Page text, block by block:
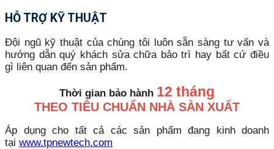
HỖ TRỢ KỸ THUẬT
Đội ngũ kỹ thuật của chúng tôi luôn sẵn sàng tư vấn và
hướng dẫn quý khách sửa chữa bảo trì hay bất cứ điều
gì liên quan đến sản phẩm.
Thời gian bảo hành 12 tháng
THEO TIÊU CHUẨN NHÀ SẢN XUẤT
Áp dụng cho tất cả các sản phẩm đang kinh doanh
tại www.tpnewtech.com